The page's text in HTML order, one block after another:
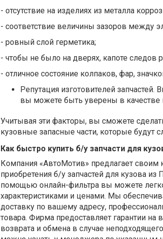
- отсутствие на изделиях из металла
- соответствие величины зазоров между
- ровный слой герметика;
- чтобы не было на дверях, капоте следов
- отличное состояние колпаков, фар,
Репутация изготовителей
вы можете быть уверены в качестве
Учитывая эти факторы, вы сможете
кузовные запасные части, которые
Как быстро купить б/у запчасти для
Компания «АвтоМотив» предлагает
приобретения б/у запчастей для кузова
помощью онлайн-фильтра вы можете
характеристиками и ценами. Мы
доставку по вашему адресу,
товара. Фирма предоставляет гарантии
возврата и обмена в случае